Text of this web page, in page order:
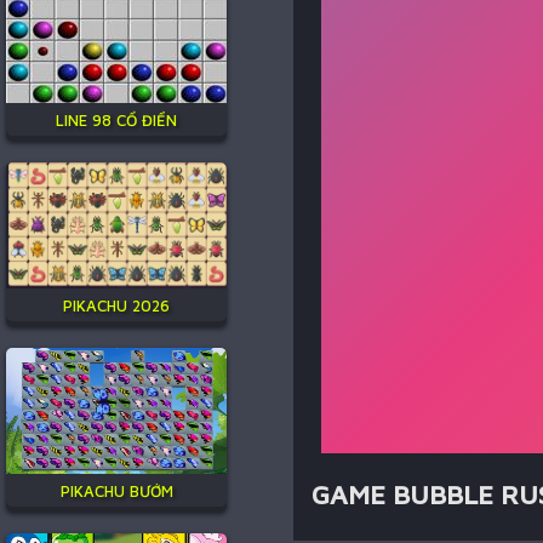
LINE 98 CỔ ĐIỂN
PIKACHU 2026
PIKACHU BƯỚM GAME BUBBLE